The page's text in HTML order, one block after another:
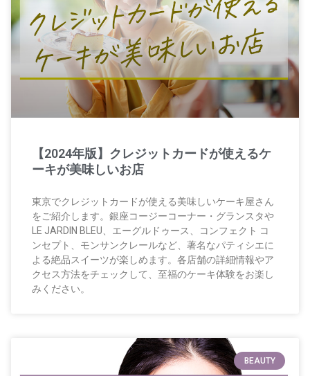
【2024年版】クレジットカードが使えるケ
ーキが美味しいお店
東京でクレジットカードが使える美味しいケーキ屋さん
をご紹介します。銀座コージーコーナー・グランスタや
LE JARDIN BLEU、エーグルドゥース、コンフェクト コ
ンセプト、モンサンクレールなど、著名なパティシエに
よる絶品スイーツが楽しめます。各店舗の詳細情報やア
クセス方法をチェックして、至福のケーキ体験をお楽し
みください。
BEAUTY